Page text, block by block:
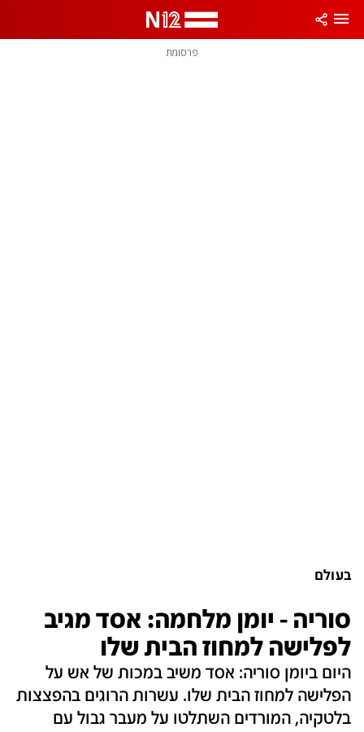
פרסומת
בעולם
סוריה - יומן מלחמה: אסד מגיב
לפלישה למחוז הבית שלו
היום ביומן סוריה: אסד משיב במכות של אש על
הפלישה למחוז הבית שלו. עשרות הרוגים בהפצצות
בלטקיה, המורדים השתלטו על מעבר גבול עם